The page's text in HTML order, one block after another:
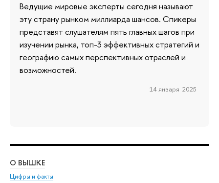
Ведущие мировые эксперты сегодня называют
эту страну рынком миллиарда шансов. Спикеры
представят слушателям пять главных шагов при
изучении рынка, топ-3 эффективных стратегий и
географию самых перспективных отраслей и
возможностей.
14 января 2025
О ВЫШКЕ
Цифры и факты